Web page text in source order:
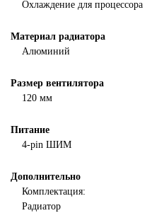
Охлаждение для процессора
Материал радиатора
Алюминий
Размер вентилятора
120 мм
Питание
4-pin ШИМ
Дополнительно
Комплектация:
Радиатор